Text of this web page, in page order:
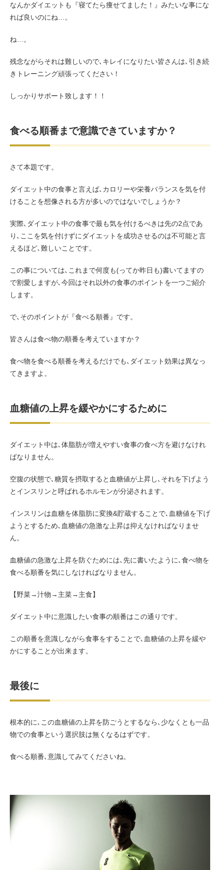
なんかダイエットも『寝てたら痩せてました！』みたいな事にな
れば良いのにね…。
ね…。
残念ながらそれは難しいので､キレイになりたい皆さんは､引き続
きトレーニング頑張ってください！
しっかりサポート致します！！
食べる順番まで意識できていますか？
さて本題です。
ダイエット中の食事と言えば､カロリーや栄養バランスを気を付
けることを想像される方が多いのではないでしょうか？
実際､ダイエット中の食事で最も気を付けるべきは先の2点であ
り､ここを気を付けずにダイエットを成功させるのは不可能と言
えるほど､難しいことです。
この事については､これまで何度も(ってか昨日も)書いてますの
で割愛しますが､今回はそれ以外の食事のポイントを一つご紹介
します。
で､そのポイントが『食べる順番』です。
皆さんは食べ物の順番を考えていますか？
食べ物を食べる順番を考えるだけでも､ダイエット効果は異なっ
てきますよ。
血糖値の上昇を緩やかにするために
ダイエット中は､体脂肪が増えやすい食事の食べ方を避けなけれ
ばなりません。
空腹の状態で､糖質を摂取すると血糖値が上昇し､それを下げよう
とインスリンと呼ばれるホルモンが分泌されます。
インスリンは血糖を体脂肪に変換&貯蔵することで､血糖値を下げ
ようとするため､血糖値の急激な上昇は抑えなければなりませ
ん。
血糖値の急激な上昇を防ぐためには､先に書いたように､食べ物を
食べる順番を気にしなければなりません。
【野菜→汁物→主菜→主食】
ダイエット中に意識したい食事の順番はこの通りです。
この順番を意識しながら食事をすることで､血糖値の上昇を緩や
かにすることが出来ます。
最後に
根本的に､この血糖値の上昇を防ごうとするなら､少なくとも一品
物での食事という選択肢は無くなるはずです。
食べる順番､意識してみてくださいね。